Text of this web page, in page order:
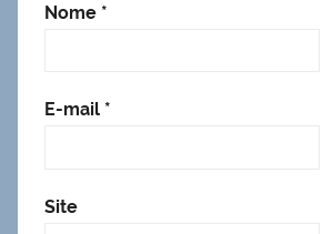
Nome *
E-mail *
Site